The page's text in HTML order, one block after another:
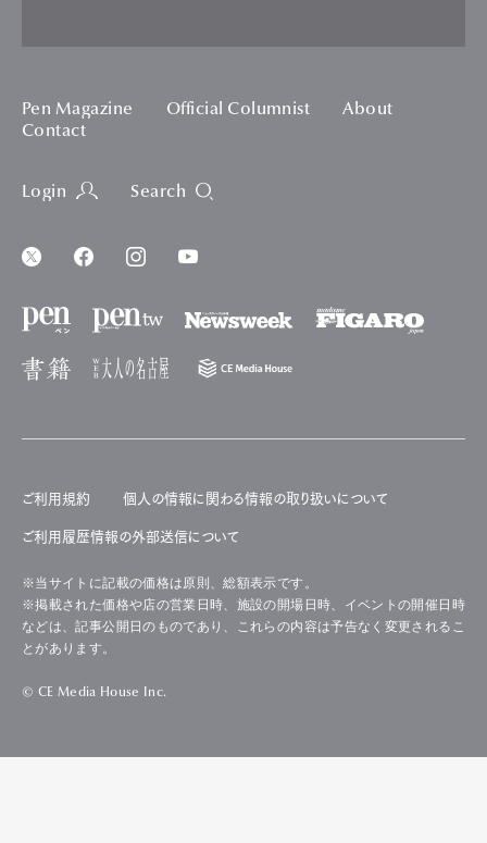
Pen Magazine Official Columnist
About
Contact
Login Search
ご利用規約 個人の情報に関わる情報の取り扱いについて
ご利用履歴情報の外部送信について
※当サイトに記載の価格は原則、総額表示です。
※掲載された価格や店の営業日時、施設の開場日時、イベントの開催日時
などは、記事公開日のものであり、これらの内容は予告なく変更されるこ
とがあります。
© CE Media House Inc.